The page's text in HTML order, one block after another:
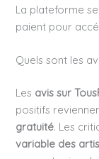
La plateforme
paient pour
Quels sont les
Les avis sur
positifs
gratuité. Les
variable des